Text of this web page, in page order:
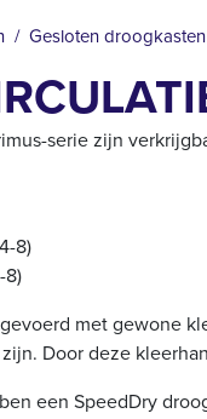
Gesloten droogkasten
serie zijn
8)
8)
met gewone
Door deze
een SpeedDry